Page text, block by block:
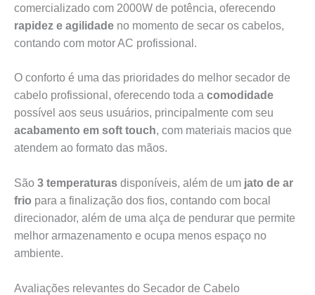
comercializado com 2000W de potência, oferecendo
rapidez e agilidade no momento de secar os cabelos,
contando com motor AC profissional.
O conforto é uma das prioridades do melhor secador de
cabelo profissional, oferecendo toda a comodidade
possível aos seus usuários, principalmente com seu
acabamento em soft touch, com materiais macios que
atendem ao formato das mãos.
São 3 temperaturas disponíveis, além de um jato de ar
frio para a finalização dos fios, contando com bocal
direcionador, além de uma alça de pendurar que permite
melhor armazenamento e ocupa menos espaço no
ambiente.
Avaliações relevantes do Secador de Cabelo